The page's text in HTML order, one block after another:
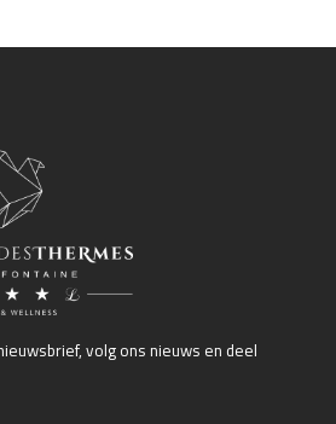
volg ons nieuws en deel